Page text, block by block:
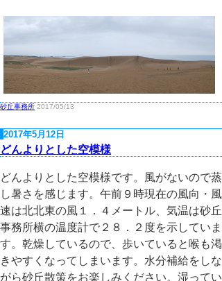
砂丘事務所 2017/05/13
2017年5月12日
どんよりとした空模様
どんよりとした空模様です。風がないので蒸
し暑さを感じます。午前９時現在の風向・風
速は北北東の風１．４メートル、気温は砂丘
事務所横の温度計で２８．２度を示していま
す。乾燥しているので、歩いていると喉も渇
きやすくなってしまいます。水分補給をしな
がら砂丘散策をお楽しみください。湿ってい